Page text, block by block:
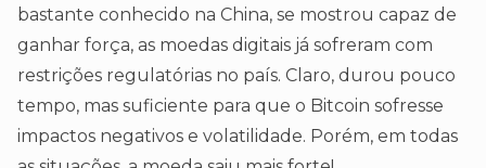
bastante conhecido na China, se mostrou capaz de
ganhar força, as moedas digitais já sofreram com
restrições regulatórias no país. Claro, durou pouco
tempo, mas suficiente para que o Bitcoin sofresse
impactos negativos e volatilidade. Porém, em todas